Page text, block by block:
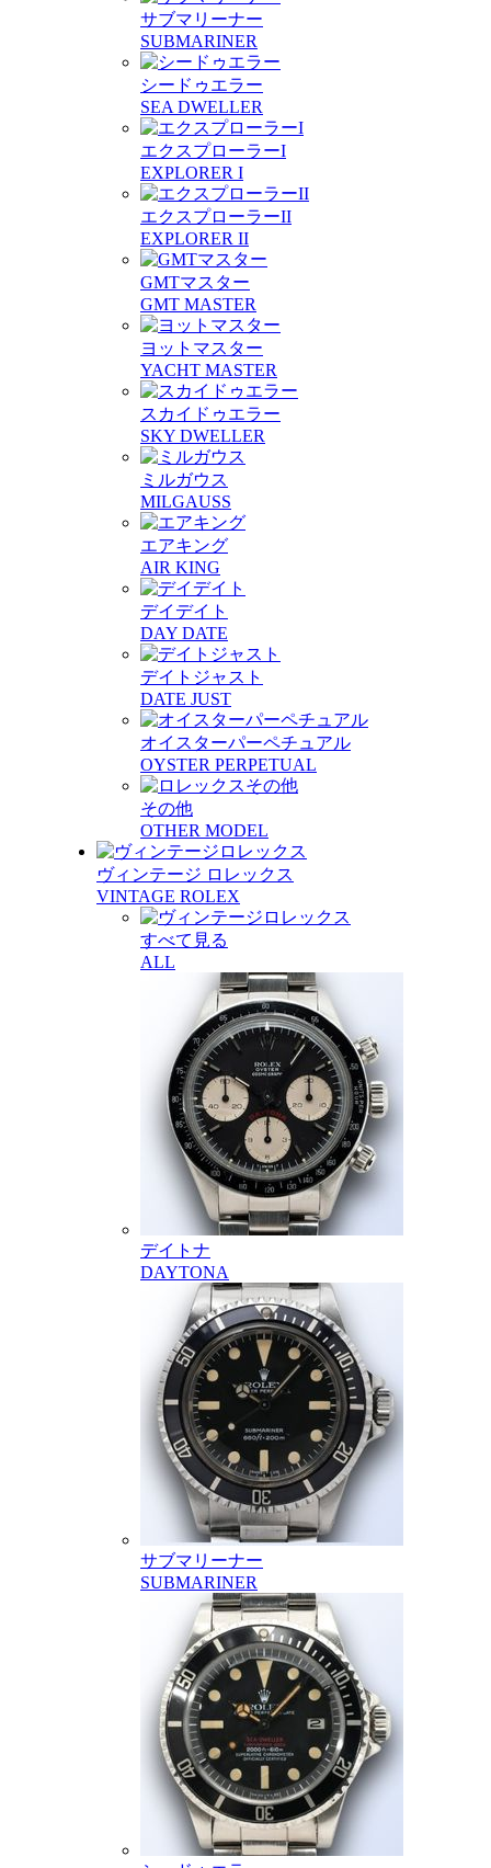
サブマリーナー
SUBMARINER
シードゥエラー
SEA DWELLER
エクスプローラーI
EXPLORER I
エクスプローラーII
EXPLORER II
GMTマスター
GMT MASTER
ヨットマスター
YACHT MASTER
スカイドゥエラー
SKY DWELLER
ミルガウス
MILGAUSS
エアキング
AIR KING
デイデイト
DAY DATE
デイトジャスト
DATE JUST
オイスターパーペチュアル
OYSTER PERPETUAL
その他
OTHER MODEL
ヴィンテージ ロレックス
VINTAGE ROLEX
すべて見る
ALL
デイトナ
DAYTONA
サブマリーナー
SUBMARINER